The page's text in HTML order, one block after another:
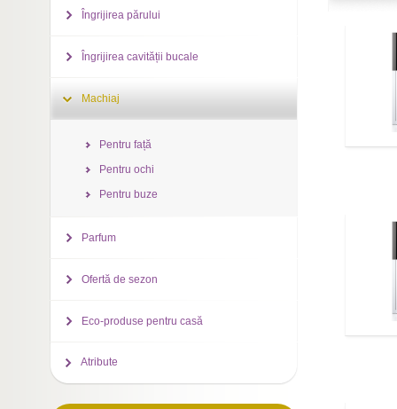
Îngrijirea părului
Îngrijirea cavității bucale
Machiaj
Pentru față
Pentru ochi
Pentru buze
Parfum
Ofertă de sezon
Eco-produse pentru casă
Atribute